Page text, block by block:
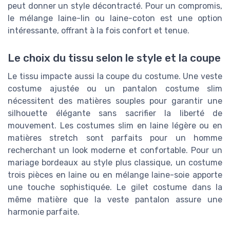
peut donner un style décontracté. Pour un compromis,
le mélange laine-lin ou laine-coton est une option
intéressante, offrant à la fois confort et tenue.
Le choix du tissu selon le style et la coupe
Le tissu impacte aussi la coupe du costume. Une veste
costume ajustée ou un pantalon costume slim
nécessitent des matières souples pour garantir une
silhouette élégante sans sacrifier la liberté de
mouvement. Les costumes slim en laine légère ou en
matières stretch sont parfaits pour un homme
recherchant un look moderne et confortable. Pour un
mariage bordeaux au style plus classique, un costume
trois pièces en laine ou en mélange laine-soie apporte
une touche sophistiquée. Le gilet costume dans la
même matière que la veste pantalon assure une
harmonie parfaite.